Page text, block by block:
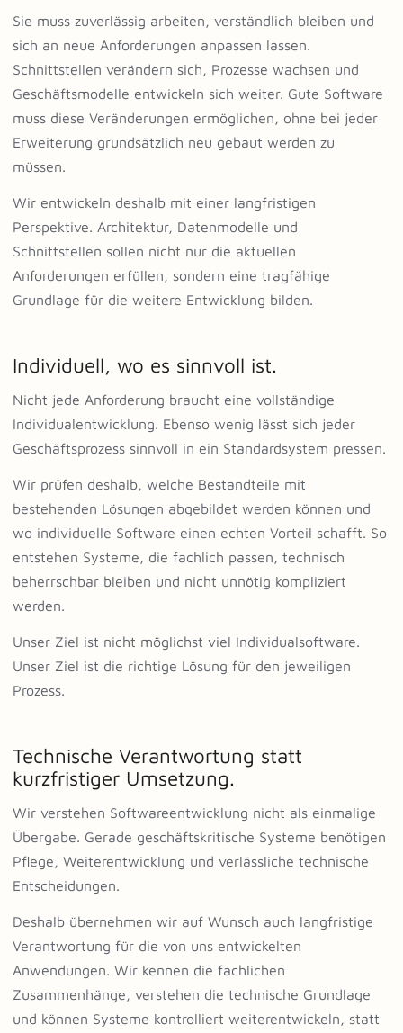
Sie muss zuverlässig arbeiten, verständlich bleiben und
sich an neue Anforderungen anpassen lassen.
Schnittstellen verändern sich, Prozesse wachsen und
Geschäftsmodelle entwickeln sich weiter. Gute Software
muss diese Veränderungen ermöglichen, ohne bei jeder
Erweiterung grundsätzlich neu gebaut werden zu
müssen.
Wir entwickeln deshalb mit einer langfristigen
Perspektive. Architektur, Datenmodelle und
Schnittstellen sollen nicht nur die aktuellen
Anforderungen erfüllen, sondern eine tragfähige
Grundlage für die weitere Entwicklung bilden.
Individuell, wo es sinnvoll ist.
Nicht jede Anforderung braucht eine vollständige
Individualentwicklung. Ebenso wenig lässt sich jeder
Geschäftsprozess sinnvoll in ein Standardsystem pressen.
Wir prüfen deshalb, welche Bestandteile mit
bestehenden Lösungen abgebildet werden können und
wo individuelle Software einen echten Vorteil schafft. So
entstehen Systeme, die fachlich passen, technisch
beherrschbar bleiben und nicht unnötig kompliziert
werden.
Unser Ziel ist nicht möglichst viel Individualsoftware.
Unser Ziel ist die richtige Lösung für den jeweiligen
Prozess.
Technische Verantwortung statt
kurzfristiger Umsetzung.
Wir verstehen Softwareentwicklung nicht als einmalige
Übergabe. Gerade geschäftskritische Systeme benötigen
Pflege, Weiterentwicklung und verlässliche technische
Entscheidungen.
Deshalb übernehmen wir auf Wunsch auch langfristige
Verantwortung für die von uns entwickelten
Anwendungen. Wir kennen die fachlichen
Zusammenhänge, verstehen die technische Grundlage
und können Systeme kontrolliert weiterentwickeln, statt